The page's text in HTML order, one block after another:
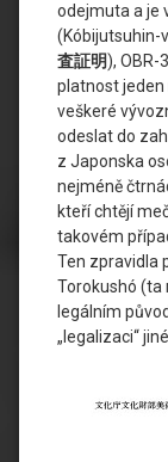
odejmuta a je
(Kóbijutsuhin-
査証明),
platnost jeden
veškeré
odeslat do
z Japonska
nejméně
kteří chtějí
takovém
Ten zpravidla
Torokushó (ta
legálním
„legalizaci“